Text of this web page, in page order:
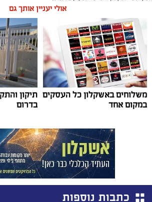
אולי יעניין אותך גם
משלוחים באשקלון כל העסקים
במקום אחד
תיקון
בדרום
כתבות נוספות